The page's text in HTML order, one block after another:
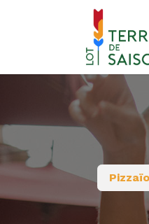
Se rendre au contenu